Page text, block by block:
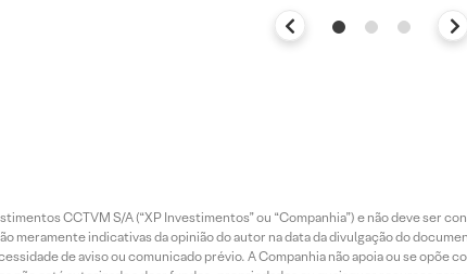
CCTVM S/A (“XP Investimentos” ou “Companhia”) e não deve ser
meramente indicativas da opinião do autor na data da divulgação do
de aviso ou comunicado prévio. A Companhia não apoia ou se